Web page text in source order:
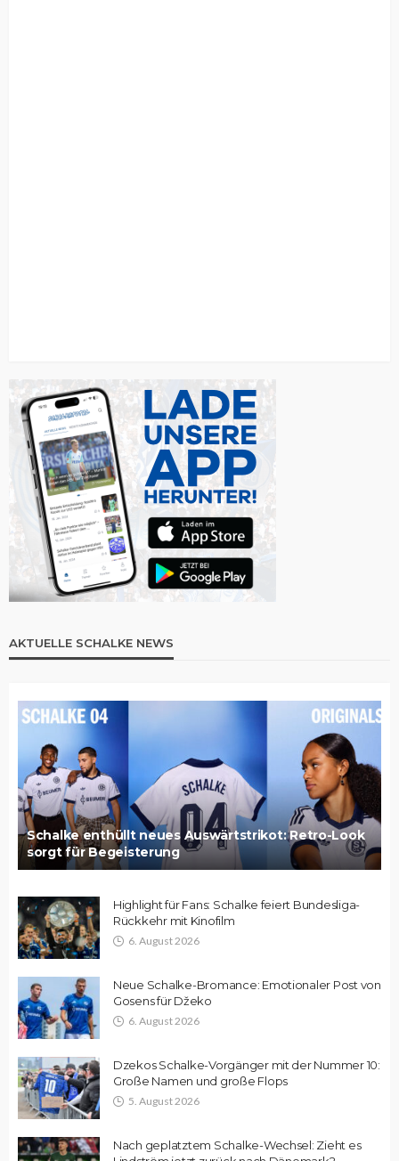
AKTUELLE SCHALKE NEWS
Schalke enthüllt neues Auswärtstrikot: Retro-Look
sorgt für Begeisterung
Highlight für Fans: Schalke feiert Bundesliga-
Rückkehr mit Kinofilm
6. August 2026
Neue Schalke-Bromance: Emotionaler Post von
Gosens für Džeko
6. August 2026
Dzekos Schalke-Vorgänger mit der Nummer 10:
Große Namen und große Flops
5. August 2026
Nach geplatztem Schalke-Wechsel: Zieht es